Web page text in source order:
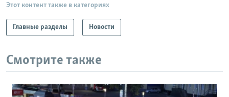
Этот контент также в категориях
Главные разделы Новости
Смотрите также